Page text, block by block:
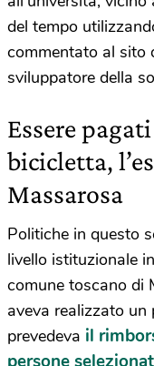
del tempo
commentato al sito
sviluppatore della
Essere
bicicletta,
Massarosa
Politiche in questo
livello istituzionale
comune toscano di
aveva realizzato
prevedeva il
persone